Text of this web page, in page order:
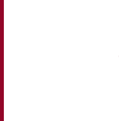
Aides à la
Produits